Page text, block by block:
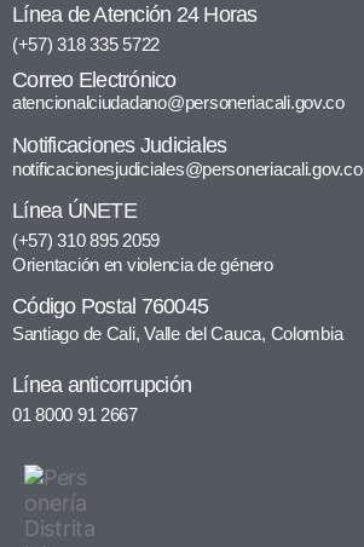
Línea de Atención 24 Horas
(+57) 318 335 5722
Correo Electrónico
atencionalciudadano@personeriacali.gov.co
Notificaciones Judiciales
notificacionesjudiciales@personeriacali.gov.co
Línea ÚNETE
(+57) 310 895 2059
Orientación en violencia de género
Código Postal 760045
Santiago de Cali, Valle del Cauca, Colombia
Línea anticorrupción
01 8000 91 2667